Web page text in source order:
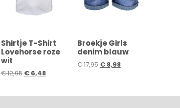
Shirtje T-Shirt
Lovehorse roze
wit
€12,95 €6,48
Broekje Girls
denim blauw
€17,95 €8,98